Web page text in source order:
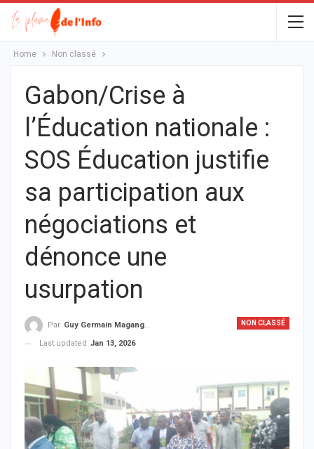
Home Non classé
Gabon/Crise à
l’Éducation nationale :
SOS Éducation justifie
sa participation aux
négociations et
dénonce une
usurpation
NON CLASSÉ
Par Guy Germain Maganga Nziengui
Last updated Jan 13, 2026